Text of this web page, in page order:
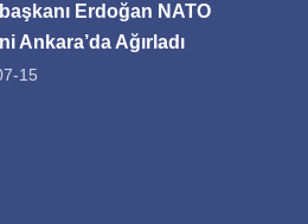
Erdoğan NATO
Ankara’da Ağırladı
15